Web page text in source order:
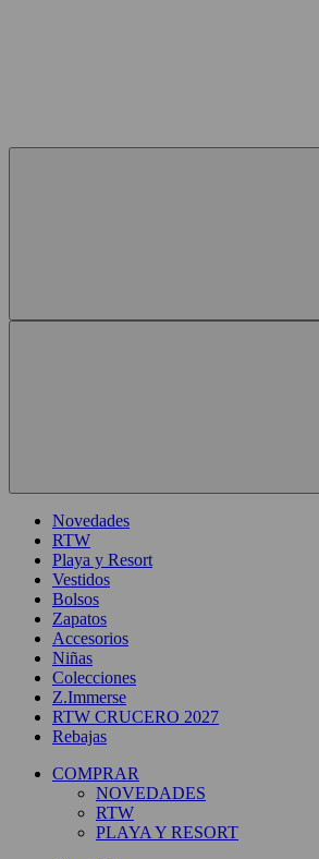
Novedades
RTW
Playa y Resort
Vestidos
Bolsos
Zapatos
Accesorios
Niñas
Colecciones
Z.Immerse
RTW CRUCERO 2027
Rebajas
COMPRAR
NOVEDADES
RTW
PLAYA Y RESORT